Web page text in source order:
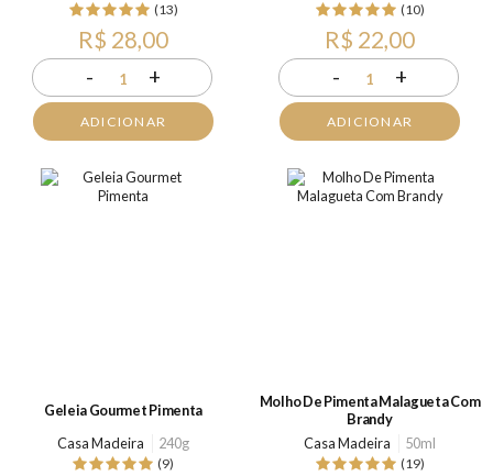
(13)
R$ 28,00
- 1 +
ADICIONAR
(10)
R$ 22,00
- 1 +
ADICIONAR
Geleia Gourmet Pimenta
Casa Madeira
240g
(9)
Molho De Pimenta Malagueta Com
Brandy
Casa Madeira
50ml
(19)